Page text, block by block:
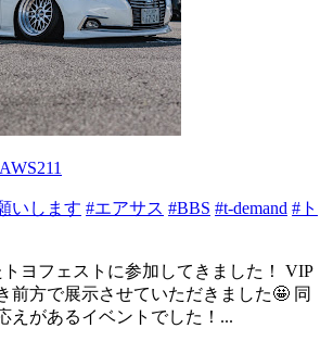
いします #エアサス #BBS #t-demand #ト
ヨフェストに参加してきました！ VIP
前方で展示させていただきました🤩 同
えがあるイベントでした！...